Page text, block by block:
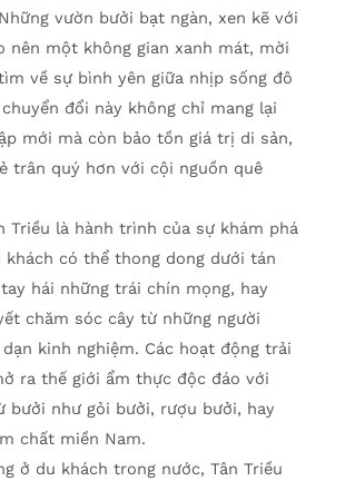
vườn bưởi bạt ngàn, xen kẽ với
nên một không gian xanh mát, mời
về sự bình yên giữa nhịp sống đô
đổi này không chỉ mang lại
mới mà còn bảo tồn giá trị di sản,
trân quý hơn với cội nguồn quê
Triều là hành trình của sự khám phá
khách có thể thong dong dưới tán
hái những trái chín mọng, hay
chăm sóc cây từ những người
kinh nghiệm. Các hoạt động trải
ra thế giới ẩm thực độc đáo với
bưởi như gỏi bưởi, rượu bưởi, hay
chất miền Nam.
ở du khách trong nước, Tân Triều